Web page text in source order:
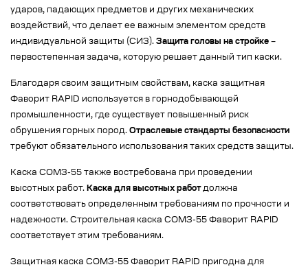
ударов, падающих предметов и других механических
воздействий, что делает ее важным элементом средств
индивидуальной защиты (СИЗ). Защита головы на стройке –
первостепенная задача, которую решает данный тип каски.
Благодаря своим защитным свойствам, каска защитная
Фаворит RAPID используется в горнодобывающей
промышленности, где существует повышенный риск
обрушения горных пород. Отраслевые стандарты безопасности
требуют обязательного использования таких средств защиты.
Каска СОМЗ-55 также востребована при проведении
высотных работ. Каска для высотных работдолжна
соответствовать определенным требованиям по прочности и
надежности. Строительная каска СОМЗ-55 Фаворит RAPID
соответствует этим требованиям.
Защитная каска СОМЗ-55 Фаворит RAPID пригодна для